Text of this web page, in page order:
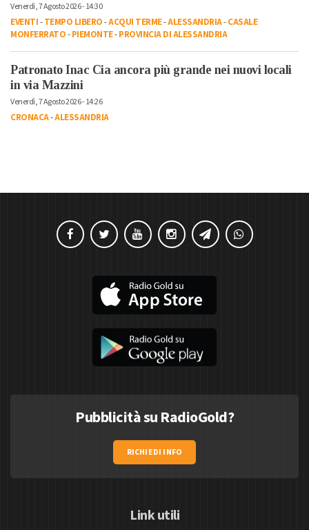
Venerdì, 7 Agosto 2026 - 14:30
EVENTI-TEMPO LIBERO-ACQUI TERME-ALESSANDRIA-CASALE
MONFERRATO-PIEMONTE-PROVINCIA DI ALESSANDRIA
Patronato Inac Cia ancora più grande nei nuovi locali
in via Mazzini
Venerdì, 7 Agosto 2026 - 14:26
CRONACA-ALESSANDRIA
Pubblicità su RadioGold?
RICHIEDI INFO
Link utili